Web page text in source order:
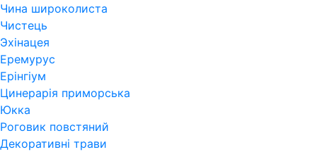
Чина широколиста
Чистець
Эхінацея
Еремурус
Ерінгіум
Цинерарія приморська
Юкка
Роговик повстяний
Декоративні трави